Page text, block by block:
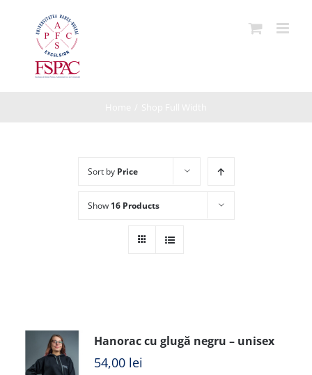
Sort by Price
Show 16 Products
Hanorac cu glugă negru – unisex
54,00 lei